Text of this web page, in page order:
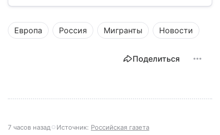
Европа Россия Мигранты Новости
Поделиться
7 часов назад Источник: Российская газета